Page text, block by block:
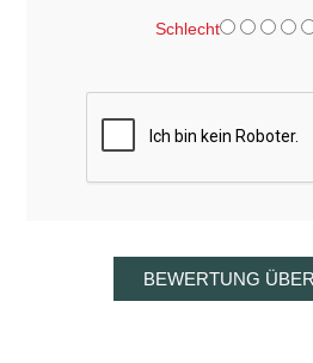
Schlecht
BEWERTUNG